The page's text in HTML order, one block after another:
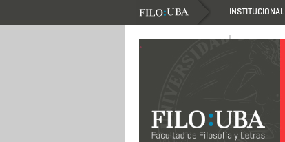
INSTITUCIONAL
DANZANTES DE LA LUZ
.